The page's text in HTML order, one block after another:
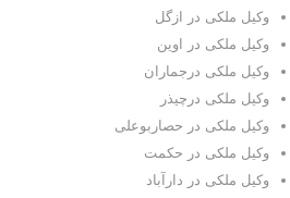
وکیل ملکی در ازگل
وکیل ملکی در اوین
وکیل ملکی درجماران
وکیل ملکی درچیذر
وکیل ملکی در حصاربوعلی
وکیل ملکی در حکمت
وکیل ملکی در دارآباد